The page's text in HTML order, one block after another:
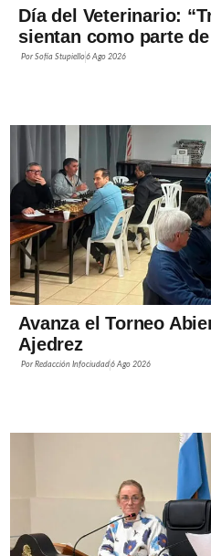
Día del Veterinario:
sientan como parte
PorSofía Stupiello6 Ago 2026
Avanza el Torneo
Ajedrez
PorRedacción Infociudad6 Ago 2026